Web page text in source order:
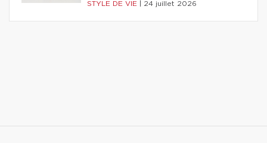
STYLE DE VIE 24 juillet 2026